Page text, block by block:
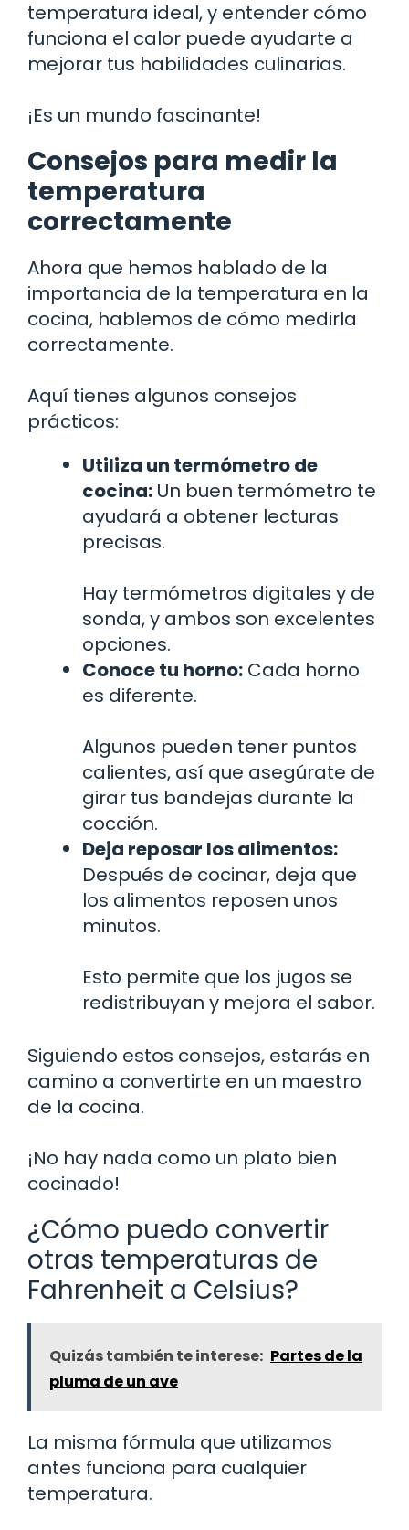
temperatura ideal, y entender cómo
funciona el calor puede ayudarte a
mejorar tus habilidades culinarias.
¡Es un mundo fascinante!
Consejos para medir la
temperatura
correctamente
Ahora que hemos hablado de la
importancia de la temperatura en la
cocina, hablemos de cómo medirla
correctamente.
Aquí tienes algunos consejos
prácticos:
Utiliza un termómetro de
cocina: Un buen termómetro te
ayudará a obtener lecturas
precisas.
Hay termómetros digitales y de
sonda, y ambos son excelentes
opciones.
Conoce tu horno: Cada horno
es diferente.
Algunos pueden tener puntos
calientes, así que asegúrate de
girar tus bandejas durante la
cocción.
Deja reposar los alimentos:
Después de cocinar, deja que
los alimentos reposen unos
minutos.
Esto permite que los jugos se
redistribuyan y mejora el sabor.
Siguiendo estos consejos, estarás en
camino a convertirte en un maestro
de la cocina.
¡No hay nada como un plato bien
cocinado!
¿Cómo puedo convertir
otras temperaturas de
Fahrenheit a Celsius?
Quizás también te interese: Partes de la
pluma de un ave
La misma fórmula que utilizamos
antes funciona para cualquier
temperatura.